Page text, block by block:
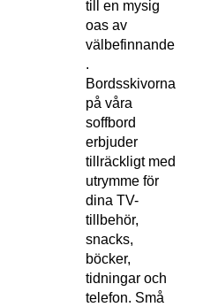
till en mysig
oas av
välbefinnande
.
Bordsskivorna
på våra
soffbord
erbjuder
tillräckligt med
utrymme för
dina TV-
tillbehör,
snacks,
böcker,
tidningar och
telefon. Små